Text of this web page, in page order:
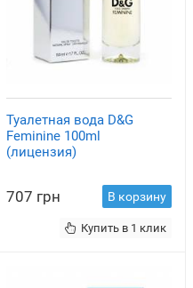
Туалетная вода D&G
Feminine 100ml
(лицензия)
707 грн В корзину
Купить в 1 клик